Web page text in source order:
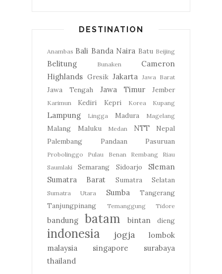
DESTINATION
Anambas Bali Banda Naira Batu Beijing
Belitung Bunaken
Cameron
Highlands Gresik Jakarta Jawa Barat
Jawa Tengah Jawa Timur Jember
Karimun Kediri Kepri Korea Kupang
Lampung Lingga Madura Magelang
Malang Maluku Medan NTT
Nepal
Palembang
Pandaan Pasuruan
Probolinggo Pulau Benan Rembang
Riau
Saumlaki
Semarang Sidoarjo
Sleman
Sumatra Barat
Sumatra Selatan
Sumatra Utara Sumba
Tangerang
Tanjungpinang
Temanggung Tidore
bandung batam bintan dieng
indonesia jogja
lombok
malaysia
singapore
surabaya
thailand